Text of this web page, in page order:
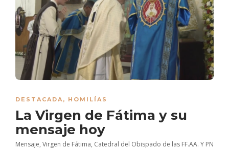
DESTACADA , HOMILÍAS
La Virgen de Fátima y su
mensaje hoy
Mensaje, Virgen de Fátima, Catedral del Obispado de las FF.AA. Y PN